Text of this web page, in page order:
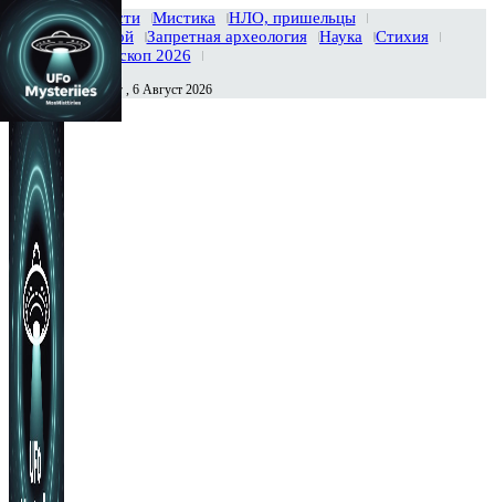
Главная Новости Мистика
НЛО, пришельцы
Тайны вселенной
Запретная археология Наука
Стихия
История
Гороскоп 2026
Сегодня Четверг , 6 Август 2026